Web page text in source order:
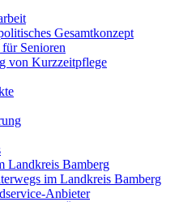
Gesamtkonzept
Senioren
von Kurzzeitpflege
Landkreis Bamberg
im Landkreis Bamberg
Anbieter